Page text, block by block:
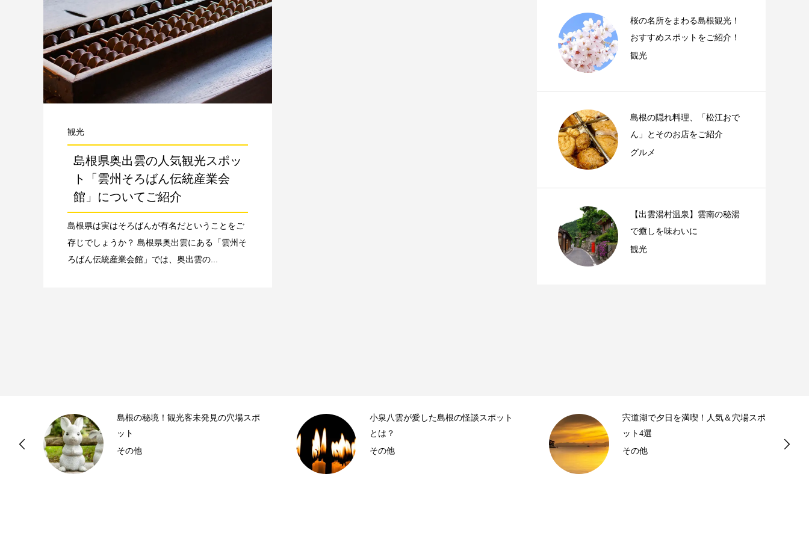
観光
島根県奥出雲の人気観光スポッ
ト「雲州そろばん伝統産業会
館」についてご紹介
島根県は実はそろばんが有名だということをご
存じでしょうか？ 島根県奥出雲にある「雲州そ
ろばん伝統産業会館」では、奥出雲の...
桜の名所をまわる島根観光！
おすすめスポットをご紹介！
観光
島根の隠れ料理、「松江おで
ん」とそのお店をご紹介
グルメ
【出雲湯村温泉】雲南の秘湯
で癒しを味わいに
観光
島根の秘境！観光客未発見の穴場スポ
ット
その他
小泉八雲が愛した島根の怪談スポット
とは？
その他
宍道湖で夕日を満喫！人気＆穴場スポ
ット4選
その他